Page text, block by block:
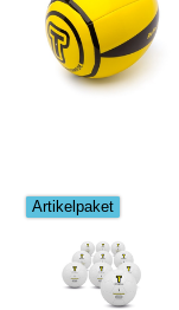
Artikelpaket